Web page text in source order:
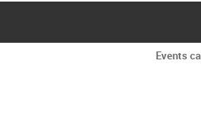
Events